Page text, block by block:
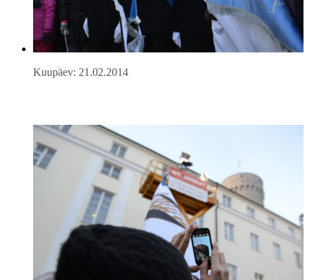
Kuupäev: 21.02.2014